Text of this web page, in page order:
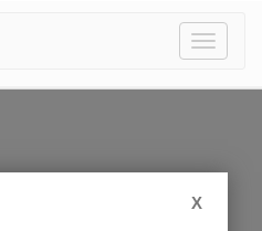
X
Pokaż